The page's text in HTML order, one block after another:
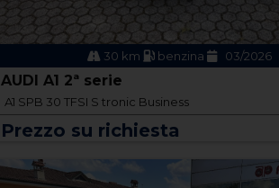
30 km benzina 03/2026
AUDI A1 2ª serie
A1 SPB 30 TFSI S tronic Business
Prezzo su richiesta